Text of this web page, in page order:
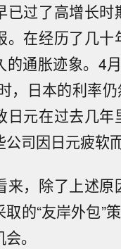
已过了高增长
。在经历了几
的通胀迹象。4
，日本的利率
日元在过去几
司因日元疲软
来，除了上述
取的“友岸外包”
。